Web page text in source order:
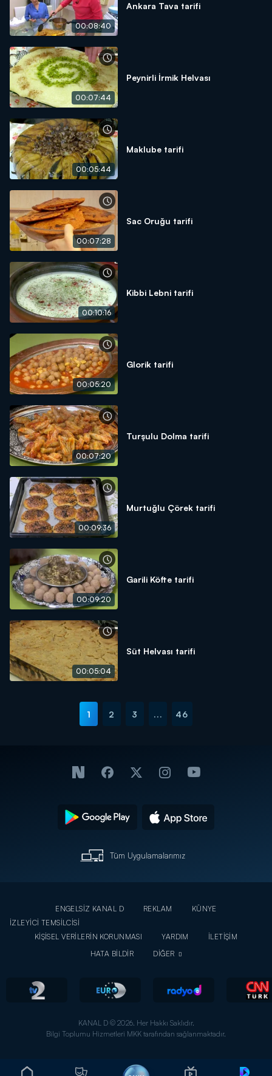
00:08:40
Ankara Tava tarifi
00:07:44
Peynirli İrmik Helvası
00:05:44
Maklube tarifi
00:07:28
Sac Oruğu tarifi
00:10:16
Kibbi Lebni tarifi
00:05:20
Glorik tarifi
00:07:20
Turşulu Dolma tarifi
00:09:36
Murtuğlu Çörek tarifi
00:09:20
Garili Köfte tarifi
00:05:04
Süt Helvası tarifi
1 2 3 ... 46
Tüm Uygulamalarımız
ENGELSİZ KANAL D REKLAM
KÜNYE
İZLEYİCİ TEMSİLCİSİ
KİŞİSEL VERİLERİN KORUNMASI
YARDIM
İLETİŞİM
HATA BİLDİR
DİĞER
KANAL D © 2026. Her Hakkı Saklıdır.
Bilgi Toplumu Hizmetleri MKK tarafından sağlanmaktadır.